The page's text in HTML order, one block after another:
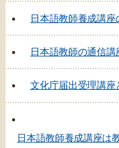
日本語教師養成講座
日本語教師の通信講
文化庁届出受理講座
日本語教師養成講座は